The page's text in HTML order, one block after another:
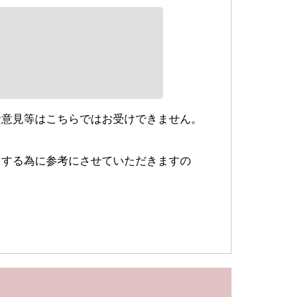
見等はこちらではお受けできません。
る為に参考にさせていただきますの